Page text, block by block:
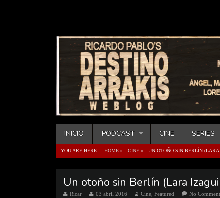
INICIO PODCAST CINE SERIES
YOU ARE HERE : HOME » CINE» UN OTOÑO SIN BERLÍN (LARA
Un otoño sin Berlín (Lara
Ricar 03 abril 2016 Cine ,Featured No Comment